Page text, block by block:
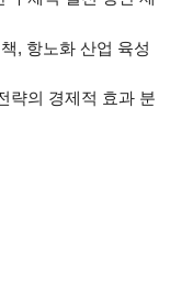
, 항노화 산업 육성
략의 경제적 효과 분